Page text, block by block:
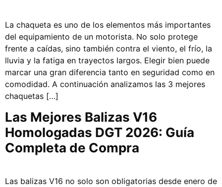
La chaqueta es uno de los elementos más importantes
del equipamiento de un motorista. No solo protege
frente a caídas, sino también contra el viento, el frío, la
lluvia y la fatiga en trayectos largos. Elegir bien puede
marcar una gran diferencia tanto en seguridad como en
comodidad. A continuación analizamos las 3 mejores
chaquetas […]
Las Mejores Balizas V16
Homologadas DGT 2026: Guía
Completa de Compra
Las balizas V16 no solo son obligatorias desde enero de